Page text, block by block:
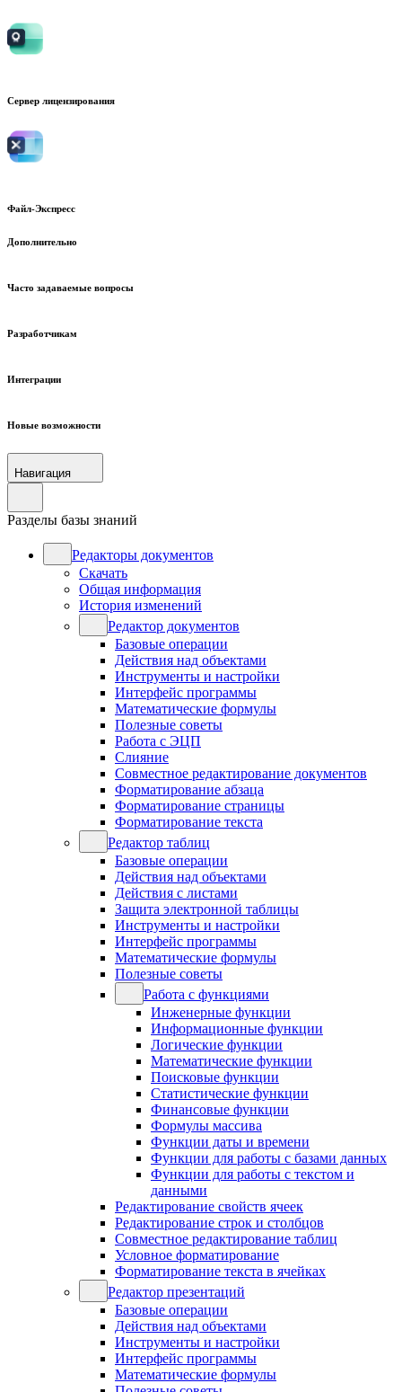
Сервер лицензирования
Файл-Экспресс
Дополнительно
Часто задаваемые вопросы
Разработчикам
Интеграции
Новые возможности
Навигация
Разделы базы знаний
Редакторы документов
Скачать
Общая информация
История изменений
Редактор документов
Базовые операции
Действия над объектами
Инструменты и настройки
Интерфейс программы
Математические формулы
Полезные советы
Работа с ЭЦП
Слияние
Совместное редактирование документов
Форматирование абзаца
Форматирование страницы
Форматирование текста
Редактор таблиц
Базовые операции
Действия над объектами
Действия с листами
Защита электронной таблицы
Инструменты и настройки
Интерфейс программы
Математические формулы
Полезные советы
Работа с функциями
Инженерные функции
Информационные функции
Логические функции
Математические функции
Поисковые функции
Статистические функции
Финансовые функции
Формулы массива
Функции даты и времени
Функции для работы с базами данных
Функции для работы с текстом и
данными
Редактирование свойств ячеек
Редактирование строк и столбцов
Совместное редактирование таблиц
Условное форматирование
Форматирование текста в ячейках
Редактор презентаций
Базовые операции
Действия над объектами
Инструменты и настройки
Интерфейс программы
Математические формулы